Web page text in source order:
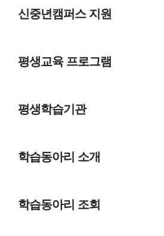
신중년캠퍼스 지원
평생교육 프로그램
평생학습기관
학습동아리 소개
학습동아리 조회